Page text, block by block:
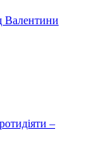
Валентини
–